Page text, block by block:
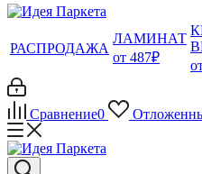
РАСПРОДАЖА
ЛАМИНАТ
от 487₽
Сравнение0